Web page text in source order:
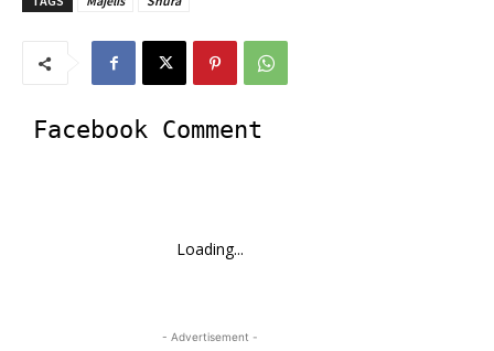
Facebook Comment
Loading...
- Advertisement -